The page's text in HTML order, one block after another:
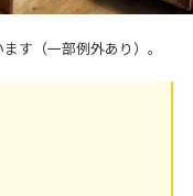
す（一部例外あり）。